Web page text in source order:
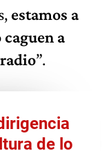
estamos a
a
”.
de lo